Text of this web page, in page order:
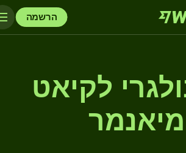
הרשמה
לקיאט
מיאנמר